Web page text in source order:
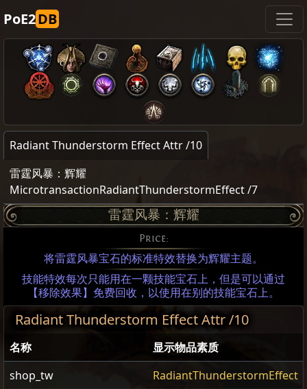
PoE2DB
Radiant Thunderstorm Effect Attr /10
雷霆风暴：辉耀
MicrotransactionRadiantThunderstormEffect /7
雷霆风暴：辉耀
Price:
将雷霆风暴宝石的标准特效替换为辉耀主题。
技能特效每次只能用在一颗技能宝石上，但是可以通过
【移除效果】免费回收，以使用在别的技能宝石上。
Radiant Thunderstorm Effect Attr /10
名称
显示物品素质
shop_tw
RadiantThunderstormEffect